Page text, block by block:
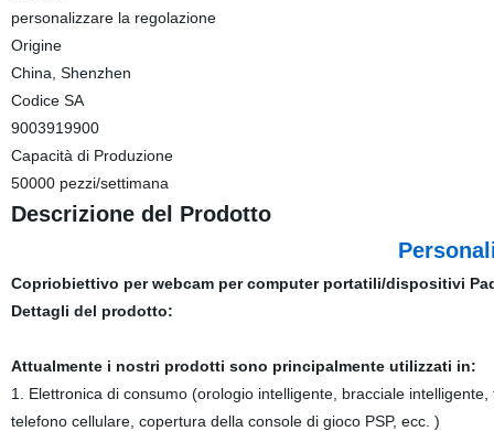
personalizzare la regolazione
Origine
China, Shenzhen
Codice SA
9003919900
Capacità di Produzione
50000 pezzi/settimana
Descrizione del Prodotto
Copriobiettivo per webcam per computer portatili/dispositivi
Dettagli del prodotto:
Attualmente i nostri prodotti sono principalmente utilizzati in:
1. Elettronica di consumo (orologio intelligente, bracciale
telefono cellulare, copertura della console di gioco PSP, ecc. )